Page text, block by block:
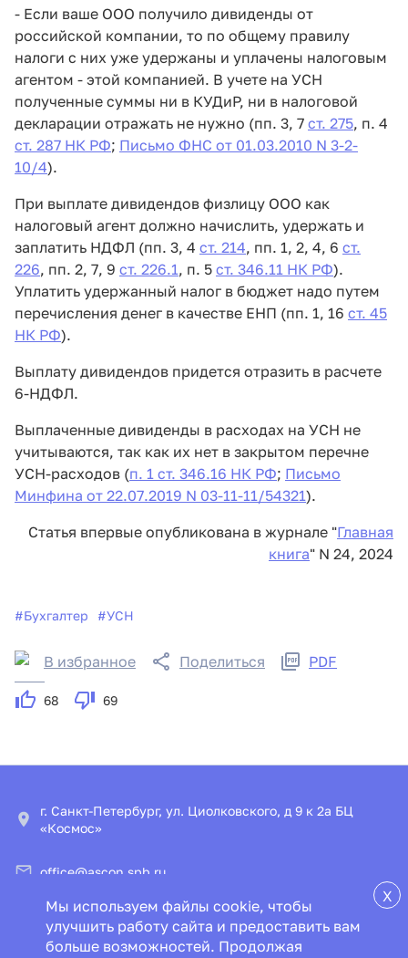
- Если ваше ООО получило дивиденды от
российской компании, то по общему правилу
налоги с них уже удержаны и уплачены налоговым
агентом - этой компанией. В учете на УСН
полученные суммы ни в КУДиР, ни в налоговой
декларации отражать не нужно (пп. 3, 7 ст. 275, п. 4
ст. 287 НК РФ; Письмо ФНС от 01.03.2010 N 3-2-
10/4).
При выплате дивидендов физлицу ООО как
налоговый агент должно начислить, удержать и
заплатить НДФЛ (пп. 3, 4 ст. 214, пп. 1, 2, 4, 6 ст.
226, пп. 2, 7, 9 ст. 226.1, п. 5 ст. 346.11 НК РФ).
Уплатить удержанный налог в бюджет надо путем
перечисления денег в качестве ЕНП (пп. 1, 16 ст. 45
НК РФ).
Выплату дивидендов придется отразить в расчете
6-НДФЛ.
Выплаченные дивиденды в расходах на УСН не
учитываются, так как их нет в закрытом перечне
УСН-расходов (п. 1 ст. 346.16 НК РФ; Письмо
Минфина от 22.07.2019 N 03-11-11/54321).
Статья впервые опубликована в журнале "Главная
книга" N 24, 2024
#Бухгалтер #УСН
В избранное Поделиться PDF
68 69
X
Мы используем файлы cookie, чтобы
улучшить работу сайта и предоставить вам
больше возможностей. Продолжая
г. Санкт-Петербург, ул. Циолковского, д 9 к 2а БЦ
«Космос»
office@ascon.spb.ru
© ООО «ИПЦ «Консультант+Аскон»
Пользовательское соглашение